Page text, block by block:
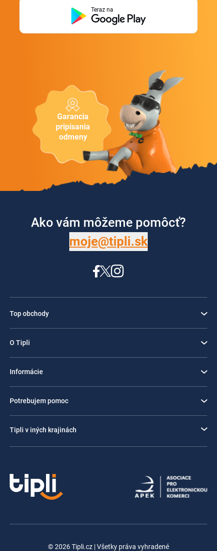
Garancia
pripísania
odmeny
Teraz na
Ako vám môžeme pomôcť?
moje@tipli.sk
Top obchody
O Tipli
Informácie
Potrebujem pomoc
Tipli v iných krajinách
© 2026 Tipli.cz | Všetky práva vyhradené